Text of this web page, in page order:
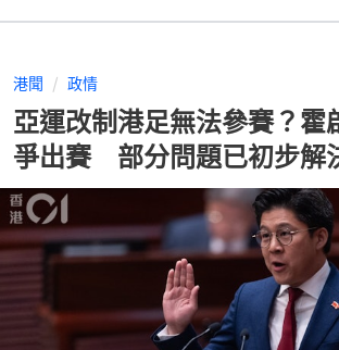
港聞 政情
亞運改制港足無法參賽？霍
爭出賽 部分問題已初步解